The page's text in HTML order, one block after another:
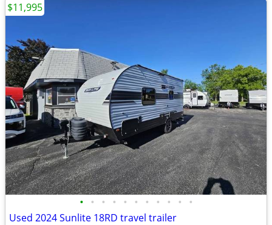
• • • • • • • • • • •
Used 2024 Sunlite 18RD travel trailer
$11,995